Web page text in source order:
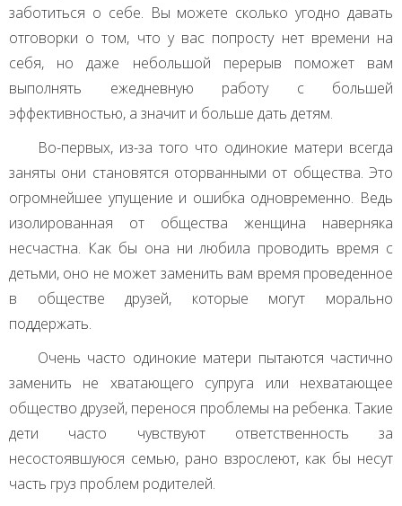
заботиться о себе. Вы можете сколько угодно давать
отговорки о том, что у вас попросту нет времени на
себя, но даже небольшой перерыв поможет вам
выполнять ежедневную работу с большей
эффективностью, а значит и больше дать детям.
Во-первых, из-за того что одинокие матери всегда
заняты они становятся оторванными от общества. Это
огромнейшее упущение и ошибка одновременно. Ведь
изолированная от общества женщина наверняка
несчастна. Как бы она ни любила проводить время с
детьми, оно не может заменить вам время проведенное
в обществе друзей, которые могут морально
поддержать.
Очень часто одинокие матери пытаются частично
заменить не хватающего супруга или нехватающее
общество друзей, перенося проблемы на ребенка. Такие
дети часто чувствуют ответственность за
несостоявшуюся семью, рано взрослеют, как бы несут
часть груз проблем родителей.